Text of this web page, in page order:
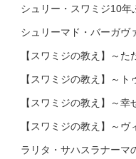
シュリー・スワミジ10年
シュリーマド・バーガ
【スワミジの教え】～
【スワミジの教え】～ト
【スワミジの教え】～
【スワミジの教え】～
ラリタ・サハスラナーマ